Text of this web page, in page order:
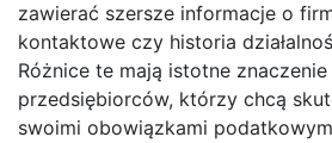
zawierać szersze informacje o
kontaktowe czy historia
Różnice te mają istotne znaczenie
przedsiębiorców, którzy chcą
swoimi obowiązkami